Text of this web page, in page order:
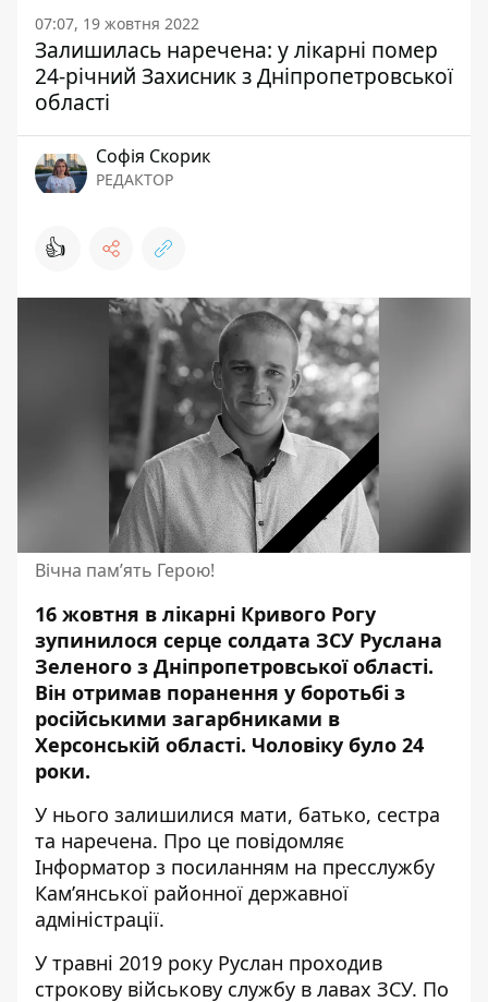
07:07, 19 жовтня 2022
Залишилась наречена: у лікарні помер
24-річний Захисник з Дніпропетровської
області
Софія Скорик
РЕДАКТОР
👍
Вічна пам’ять Герою!
16 жовтня в лікарні Кривого Рогу
зупинилося серце солдата ЗСУ Руслана
Зеленого з Дніпропетровської області.
Він отримав поранення у боротьбі з
російськими загарбниками в
Херсонській області. Чоловіку було 24
роки.
У нього залишилися мати, батько, сестра
та наречена. Про це повідомляє
Інформатор з посиланням на пресслужбу
Кам’янської районної державної
адміністрації.
У травні 2019 року Руслан проходив
строкову військову службу в лавах ЗСУ. По